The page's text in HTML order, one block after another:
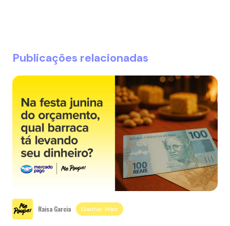
Publicações relacionadas
Raisa Garcia Ganhar Mais